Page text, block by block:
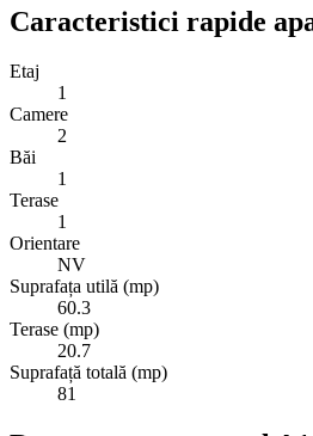
Caracteristici rapide
Etaj
1
Camere
2
Băi
1
Terase
1
Orientare
NV
Suprafața utilă (mp)
60.3
Terase (mp)
20.7
Suprafață totală (mp)
81